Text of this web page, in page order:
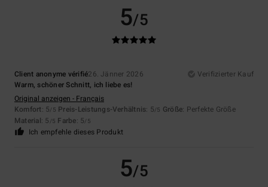
5/5
Client anonyme vérifié26. Jänner 2026
Verifizierter Kauf
Warm, schöner Schnitt, ich liebe es!
Original anzeigen - Français
Komfort: 5/5 Preis-Leistungs-Verhältnis: 5/5 Größe: Perfekte Größe
Material: 5 /5 Farbe: 5/5
Ich empfehle dieses Produkt
5/5